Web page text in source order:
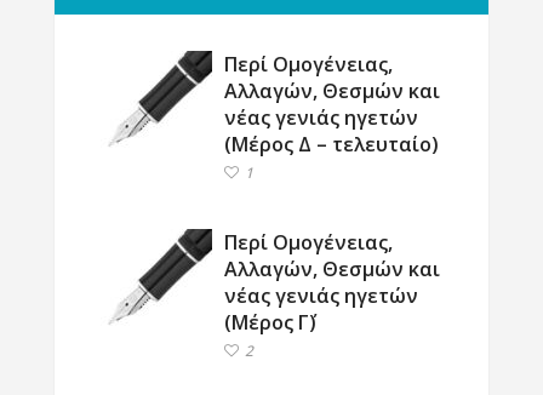
Περί Ομογένειας,
Αλλαγών, Θεσμών και
νέας γενιάς ηγετών
(Μέρος Δ – τελευταίο)
1
Περί Ομογένειας,
Αλλαγών, Θεσμών και
νέας γενιάς ηγετών
(Μέρος Γ΄)
2